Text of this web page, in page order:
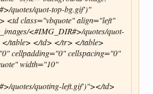
quotes/quot-top-bg.gif')"
<td class="vbquote" align="left"
<#IMG_DIR#>/quotes/quot-
table> </td> </tr> </table>
cellpadding="0" cellspacing="0"
width="10"
quotes/quoting-left.gif')"></td>